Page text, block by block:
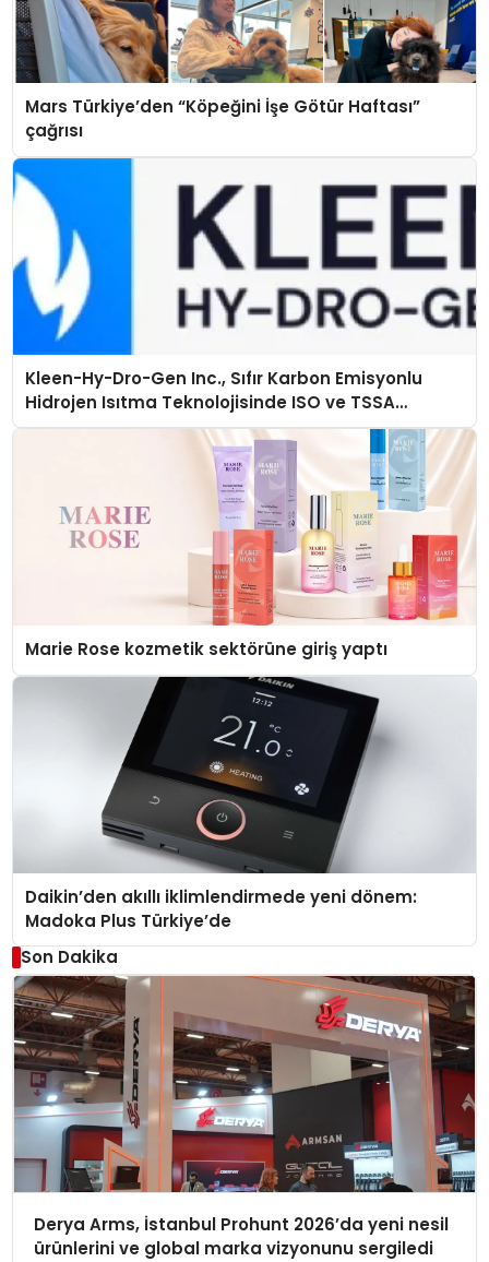
Mars Türkiye’den “Köpeğini İşe Götür Haftası”
çağrısı
Kleen-Hy-Dro-Gen Inc., Sıfır Karbon Emisyonlu
Hidrojen Isıtma Teknolojisinde ISO ve TSSA
Düzenleyici Onaylarını Aldı
Marie Rose kozmetik sektörüne giriş yaptı
Daikin’den akıllı iklimlendirmede yeni dönem:
Madoka Plus Türkiye’de
Son Dakika
Derya Arms, İstanbul Prohunt 2026’da yeni nesil
ürünlerini ve global marka vizyonunu sergiledi